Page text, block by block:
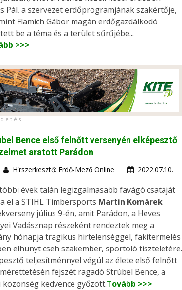
Pál, a szervezet erdőprogramjának szakértője,
Flamich Gábor magán erdőgazdálkodó
be a téma és a terület sűrűjébe...
>>>
e t é s
Bence első felnőtt versenyén elképesztő
aratott Parádon
Hírszerkesztő: Erdő-Mező Online 2022.07.10.
évek talán legizgalmasabb favágó csatáját
el a STIHL Timbersports Martin Komárek
július 9-én, amit Parádon, a Heves
Vadásznap részeként rendeztek meg a
hónapja tragikus hirtelenséggel, fakitermelés
elhunyt cseh szakember, sportoló tiszteletére.
teljesítménnyel végül az élete első felnőtt
fejszét ragadó Strúbel Bence, a
közönség kedvence győzött.Tovább >>>